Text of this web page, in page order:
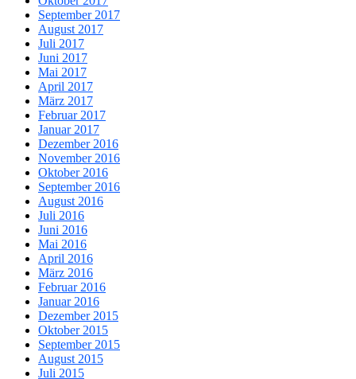
September 2017
August 2017
Juli 2017
Juni 2017
Mai 2017
April 2017
März 2017
Februar 2017
Januar 2017
Dezember 2016
November 2016
Oktober 2016
September 2016
August 2016
Juli 2016
Juni 2016
Mai 2016
April 2016
März 2016
Februar 2016
Januar 2016
Dezember 2015
Oktober 2015
September 2015
August 2015
Juli 2015